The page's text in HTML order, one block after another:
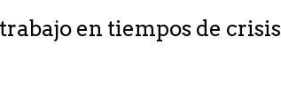
en tiempos de crisis